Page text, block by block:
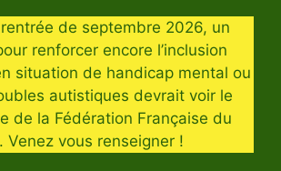
de septembre 2026, un
renforcer encore l’inclusion
situation de handicap mental ou
autistiques devrait voir le
de la Fédération Française du
Venez vous renseigner !